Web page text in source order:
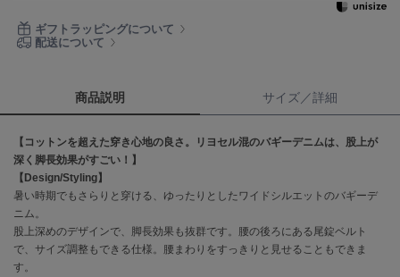
CELFORD
セルフォード
Clarks Premium
クラークス
CODE A
コードエー
COLE HAAN
コール ハーン
ギフトラッピングについて
配送について
商品説明 サイズ／詳細
【コットンを超えた穿き心地の良さ。リヨセル混のバギーデニムは、股上が
深く脚長効果がすごい！】
【Design/Styling】
暑い時期でもさらりと穿ける、ゆったりとしたワイドシルエットのバギーデ
ニム。
股上深めのデザインで、脚長効果も抜群です。腰の後ろにある尾錠ベルト
で、サイズ調整もできる仕様。腰まわりをすっきりと見せることもできま
す。